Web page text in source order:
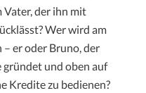
Vater, der ihn mit
Wer wird am
– er oder Bruno, der
gründet und oben auf
Kredite zu bedienen?